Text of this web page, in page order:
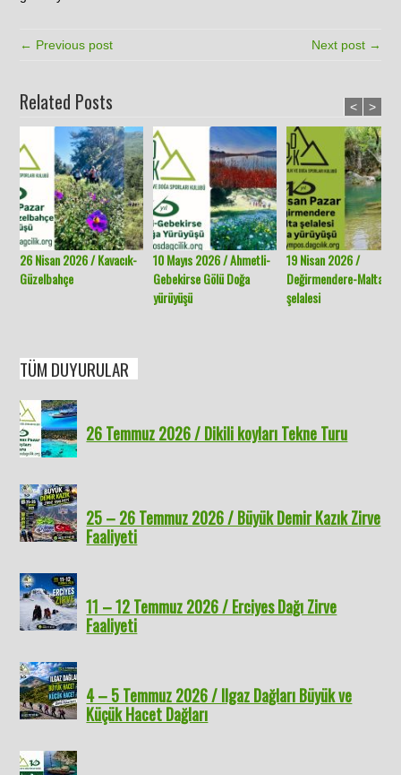
← Previous post Next post →
Related Posts
26 Nisan 2026 / Kavacık-
Güzelbahçe
10 Mayıs 2026 / Ahmetli-
Gebekirse Gölü Doğa
yürüyüşü
19 Nisan 2026 /
Değirmendere-Malta
şelalesi
< >
TÜM DUYURULAR
26 Temmuz 2026 / Dikili koyları Tekne Turu
25 – 26 Temmuz 2026 / Büyük Demir Kazık Zirve
Faaliyeti
11 – 12 Temmuz 2026 / Erciyes Dağı Zirve
Faaliyeti
4 – 5 Temmuz 2026 / Ilgaz Dağları Büyük ve
Küçük Hacet Dağları